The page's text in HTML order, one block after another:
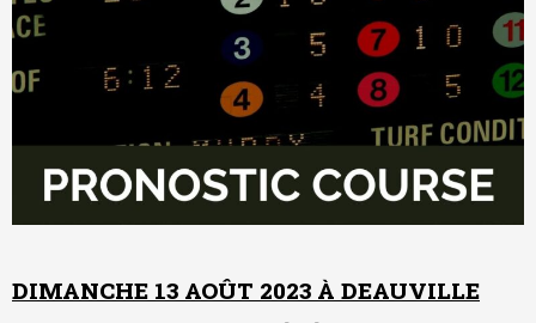
DIMANCHE 13 AOÛT 2023 À DEAUVILLE